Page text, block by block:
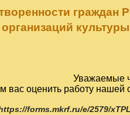
граждан
Уважаемые
вас оценить работу нашей
forms.mkrf.ru/e/2579/